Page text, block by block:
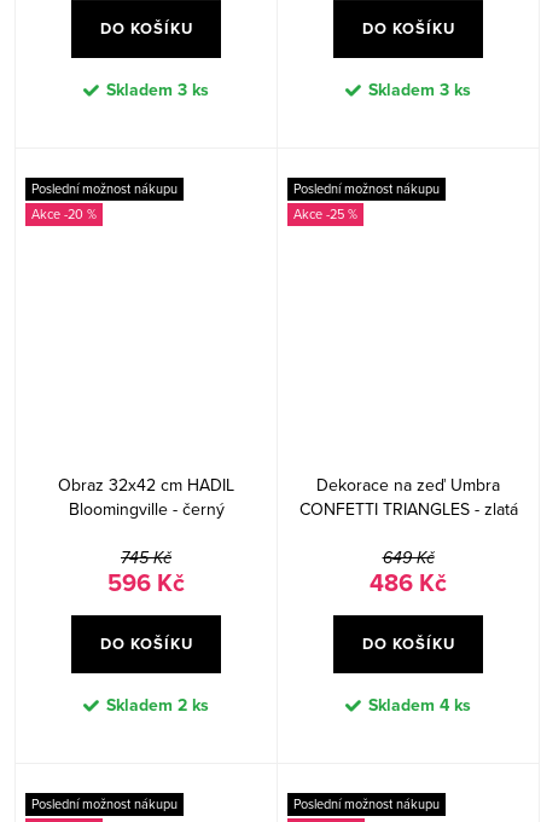
DO KOŠÍKU
Skladem 3 ks
DO KOŠÍKU
Skladem 3 ks
Poslední možnost nákupu
-20 %
Obraz 32x42 cm HADIL
Bloomingville - černý
745 Kč
596 Kč
DO KOŠÍKU
Skladem 2 ks
Poslední možnost nákupu
-25 %
Dekorace na zeď Umbra
CONFETTI TRIANGLES - zlatá
649 Kč
486 Kč
DO KOŠÍKU
Skladem 4 ks
Poslední možnost nákupu
Poslední možnost nákupu